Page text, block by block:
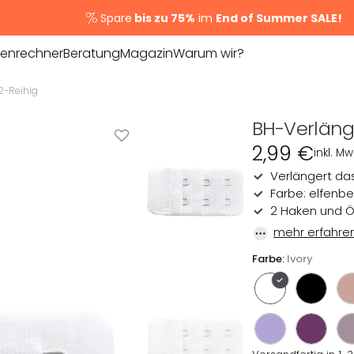
Spare bis zu 75% im End of Summer SALE!
THEMEN
NEUHEITEN
Bestseller
Basics
Naturfasern
Große Größen
Beratung
BH Guide
MagazinWarum wir?
Gründerinnen
Unsere Story
Unser Team
Unsere Standorte
Reihig
BH-
Normaler
Preis
2,99 €inkl.
Verlängert
Farbe:
2 Haken und
mehr
Farbe: Ivory